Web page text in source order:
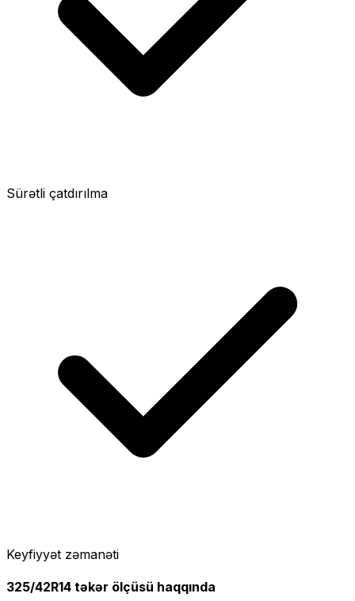
Sürətli çatdırılma
Keyfiyyət zəmanəti
325/42R14 təkər ölçüsü haqqında